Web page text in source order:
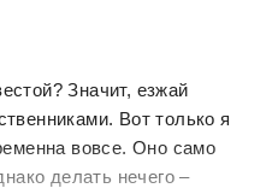
Значит, езжай
Вот только я
вовсе. Оно само
делать нечего –